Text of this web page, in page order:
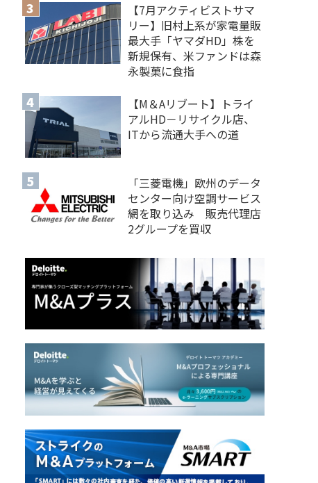
【7月アクティビストサマ
リー】旧村上系が家電量販
最大手「ヤマダHD」株を
新規保有、米ファンドは森
永製菓に食指
【M＆Aリブート】トライ
アルHD－リサイクル店、
ITから流通大手への道
「三菱電機」欧州のデータ
センター向け空調サービス
網を取り込み 販売代理店
2グループを買収